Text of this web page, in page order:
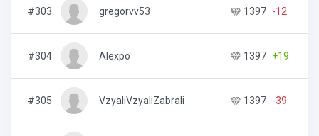
#303 gregorvv53 1397 -12
#304 Alexpo 1397 +19
#305 VzyaliVzyaliZabrali 1397 -39